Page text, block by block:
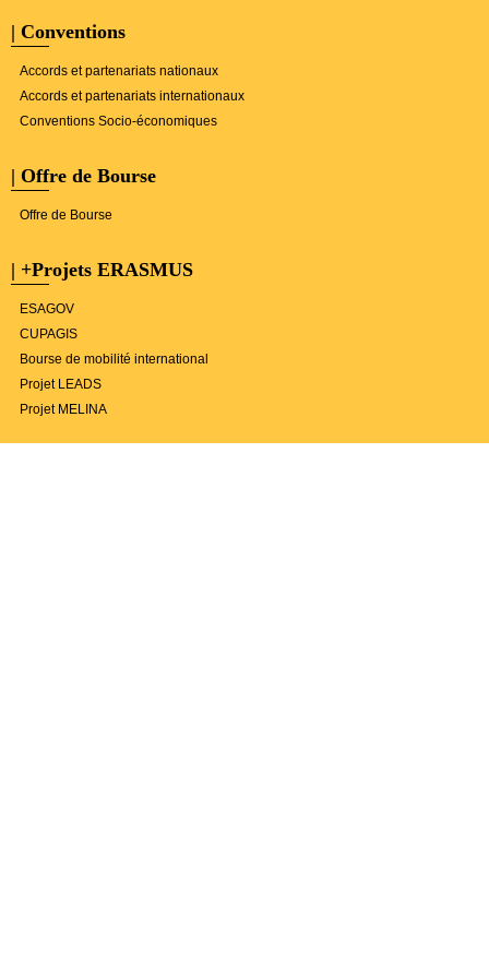
| Conventions
Accords et partenariats nationaux
Accords et partenariats internationaux
Conventions Socio-économiques
| Offre de Bourse
Offre de Bourse
| +Projets ERASMUS
ESAGOV
CUPAGIS
Bourse de mobilité international
Projet LEADS
Projet MELINA